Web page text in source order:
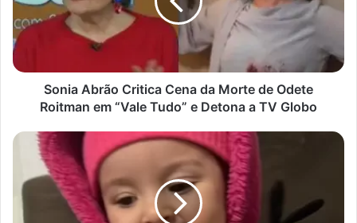
da
Morte
de
Odete
Roitman
e
Detona
TV
Globo
Sonia Abrão Critica Cena da Morte de Odete
Roitman em “Vale Tudo” e Detona a TV Globo
Bebê
ano
morre